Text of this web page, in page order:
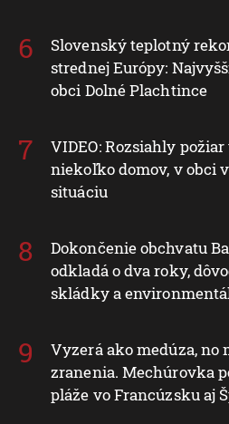
Slovenský teplotný
strednej Európy:
obci Dolné Plachtince
VIDEO: Rozsiahly
niekoľko domov, v obci
situáciu
Dokončenie obchvatu
odkladá o dva roky,
skládky a
Vyzerá ako medúza, no
zranenia. Mechúrovka
pláže vo Francúzsku aj